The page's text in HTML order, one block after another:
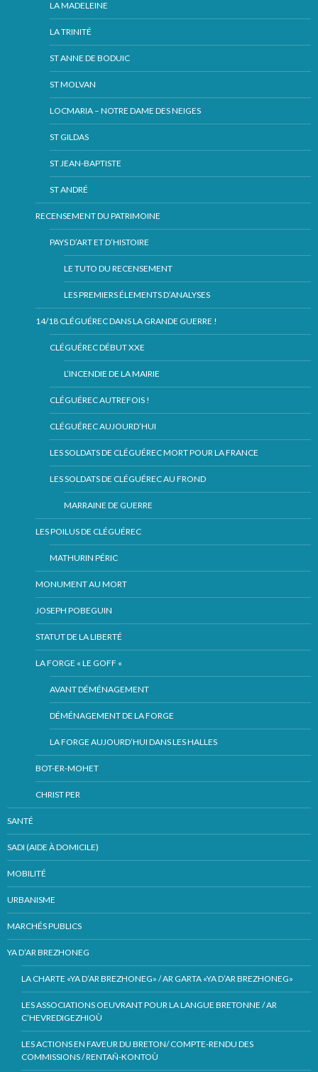
LA MADELEINE
LA TRINITÉ
ST ANNE DE BODUIC
ST MOLVAN
LOCMARIA – NOTRE DAME DES NEIGES
ST GILDAS
ST JEAN-BAPTISTE
ST ANDRÉ
RECENSEMENT DU PATRIMOINE
PAYS D’ART ET D’HISTOIRE
LE TUTO DU RECENSEMENT
LES PREMIERS ÉLEMENTS D’ANALYSES
14/18 CLÉGUÉREC DANS LA GRANDE GUERRE !
CLÉGUÉREC DÉBUT XXE
L’INCENDIE DE LA MAIRIE
CLÉGUÉREC AUTREFOIS !
CLÉGUÉREC AUJOURD’HUI
LES SOLDATS DE CLÉGUÉREC MORT POUR LA FRANCE
LES SOLDATS DE CLÉGUÉREC AU FROND
MARRAINE DE GUERRE
LES POILUS DE CLÉGUÉREC
MATHURIN PÉRIC
MONUMENT AU MORT
JOSEPH POBEGUIN
STATUT DE LA LIBERTÉ
LA FORGE « LE GOFF «
AVANT DÉMÉNAGEMENT
DÉMÉNAGEMENT DE LA FORGE
LA FORGE AUJOURD’HUI DANS LES HALLES
BOT-ER-MOHET
CHRIST PER
SANTÉ
SADI (AIDE À DOMICILE)
MOBILITÉ
URBANISME
MARCHÉS PUBLICS
YA D’AR BREZHONEG
LA CHARTE «YA D’AR BREZHONEG» / AR GARTA «YA D’AR BREZHONEG»
LES ASSOCIATIONS OEUVRANT POUR LA LANGUE BRETONNE / AR
C’HEVREDIGEZHIOÙ
LES ACTIONS EN FAVEUR DU BRETON/ COMPTE-RENDU DES
COMMISSIONS / RENTAÑ-KONTOÙ